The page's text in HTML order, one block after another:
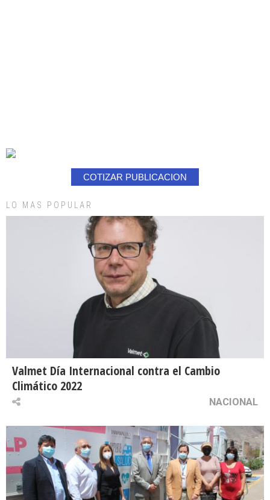
COTIZAR PUBLICACION
LO MAS POPULAR
Valmet Día Internacional contra el Cambio
Climático 2022
NACIONAL